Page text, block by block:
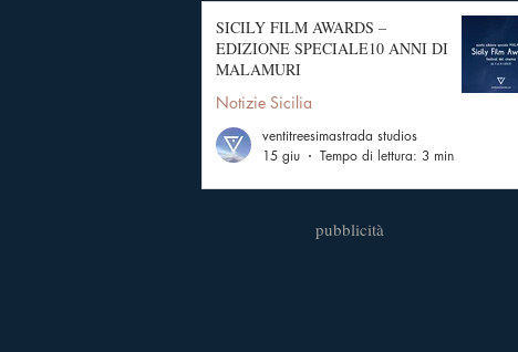
SICILY FILM AWARDS –
EDIZIONE SPECIALE10 ANNI DI
MALAMURI
Notizie Sicilia
ventitreesimastrada studios
15 giu
Tempo di lettura: 3 min
pubblicità